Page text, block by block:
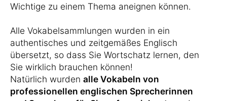
Wichtige zu einem Thema aneignen können.
Alle Vokabelsammlungen wurden in ein
authentisches und zeitgemäßes Englisch
übersetzt, so dass Sie Wortschatz lernen, den
Sie wirklich brauchen können!
Natürlich wurden alle Vokabeln von
professionellen englischen Sprecherinnen